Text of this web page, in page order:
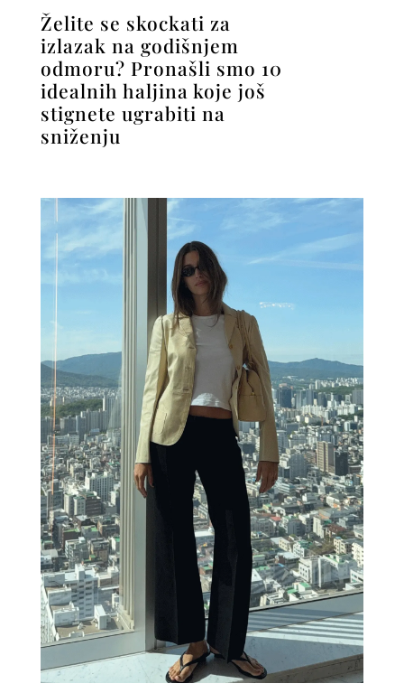
Želite se skockati za
izlazak na godišnjem
odmoru? Pronašli smo 10
idealnih haljina koje još
stignete ugrabiti na
sniženju